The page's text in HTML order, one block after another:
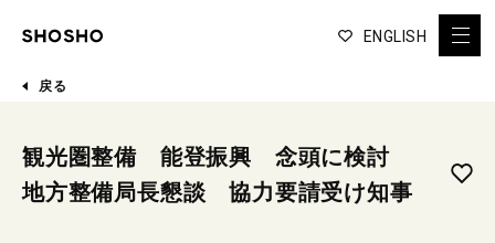
ENGLISH
戻る
観光圏整備 能登振興 念頭に検討
地方整備局長懇談 協力要請受け知事